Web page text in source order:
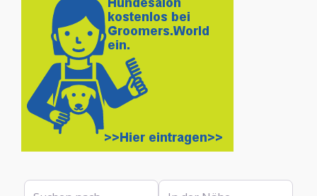
Suchen nach In der Nähe